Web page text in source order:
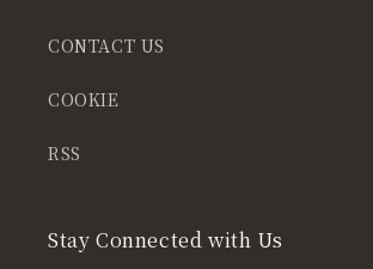
CONTACT US
COOKIE
RSS
Stay Connected with Us